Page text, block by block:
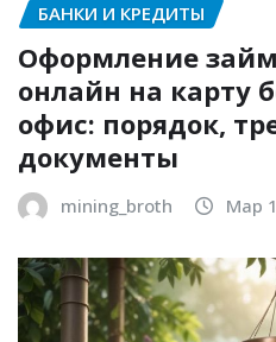
БАНКИ И КРЕДИТЫ
Оформление
онлайн на карту
офис: порядок,
документы
mining_broth Мар